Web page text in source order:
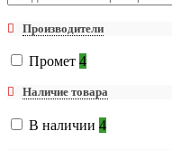
Производители
Промет 4
Наличие товара
В наличии 4